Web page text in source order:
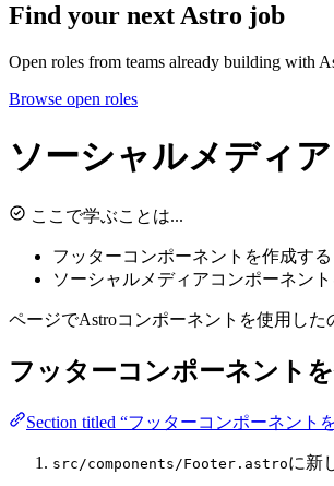
Find your nextAstro job
Open roles from teams already building with
Browse open roles
ソーシャルメディ
ここで学ぶことは...
フッターコンポーネントを作成する
ソーシャルメディアコンポーネン
ページでAstroコンポーネントを使用し
フッターコンポーネント
Section titled “フッターコンポーネント
src/components/Footer.astroに新